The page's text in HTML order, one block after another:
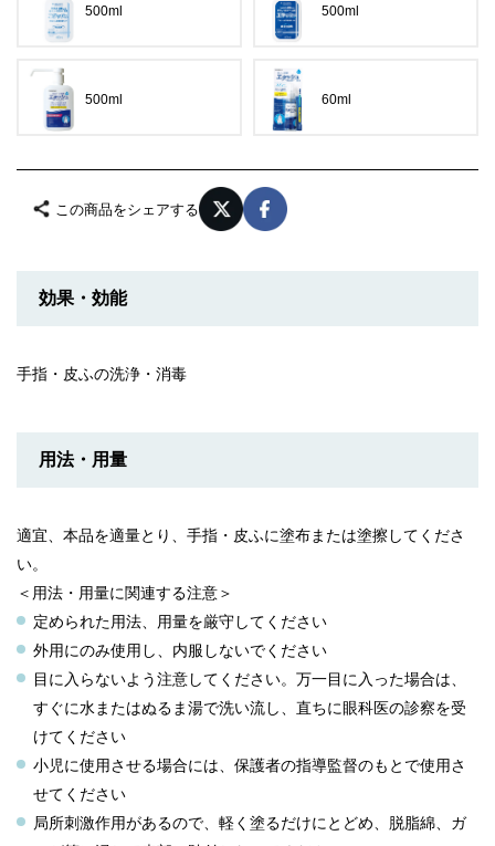
500ml 500ml
500ml 60ml
この商品をシェアする
効果・効能
手指・皮ふの洗浄・消毒
用法・用量
適宜、本品を適量とり、手指・皮ふに塗布または塗擦してくださ
い。
＜用法・用量に関連する注意＞
定められた用法、用量を厳守してください
外用にのみ使用し、内服しないでください
目に入らないよう注意してください。万一目に入った場合は、
すぐに水またはぬるま湯で洗い流し、直ちに眼科医の診察を受
けてください
小児に使用させる場合には、保護者の指導監督のもとで使用さ
せてください
局所刺激作用があるので、軽く塗るだけにとどめ、脱脂綿、ガ